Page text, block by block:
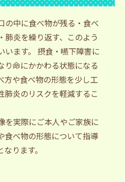
の中に食べ物が残る・食べ
肺炎を繰り返す、このよう
います。 摂食・嚥下障害に
り命にかかわる状態になる
方や食べ物の形態を少し工
肺炎のリスクを軽減するこ
を実際にご本人やご家族に
食べ物の形態について指導
ります。